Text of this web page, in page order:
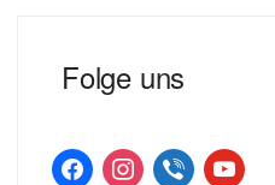
Folge uns
facebookinstagramviber youtube